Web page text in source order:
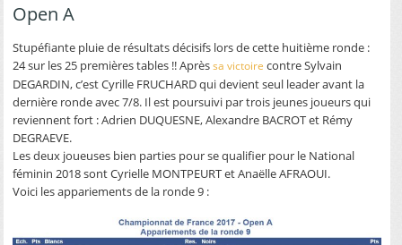
Open A
Stupéfiante pluie de résultats décisifs lors de cette huitième ronde :
24 sur les 25 premières tables !! Aprèssa victoire contre Sylvain
DEGARDIN, c’est Cyrille FRUCHARD qui devient seul leader avant la
dernière ronde avec 7/8. Il est poursuivi par trois jeunes joueurs qui
reviennent fort : Adrien DUQUESNE, Alexandre BACROT et Rémy
DEGRAEVE.
Les deux joueuses bien parties pour se qualifier pour le National
féminin 2018 sont Cyrielle MONTPEURT et Anaëlle AFRAOUI.
Voici les appariements de la ronde 9 :